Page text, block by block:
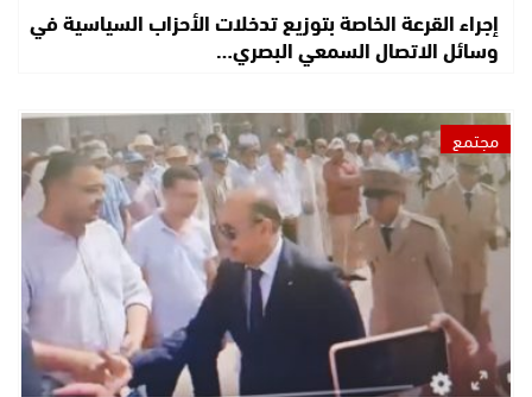
إجراء القرعة الخاصة بتوزيع تدخلات الأحزاب السياسية في
وسائل الاتصال السمعي البصري…
مجتمع